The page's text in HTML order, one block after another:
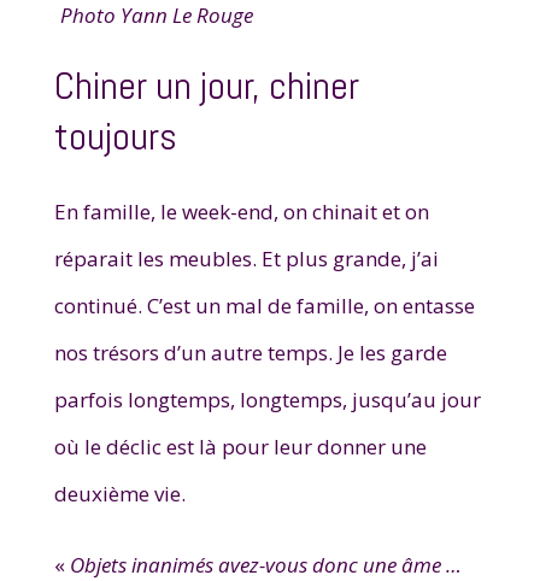
Photo Yann Le Rouge
Chiner un jour, chiner
toujours
En famille, le week-end, on chinait et on
réparait les meubles. Et plus grande, j’ai
continué. C’est un mal de famille, on entasse
nos trésors d’un autre temps. Je les garde
parfois longtemps, longtemps, jusqu’au jour
où le déclic est là pour leur donner une
deuxième vie.
« Objets inanimés avez-vous donc une âme …